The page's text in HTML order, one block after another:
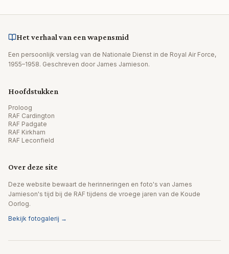
Het verhaal van een wapensmid
Een persoonlijk verslag van de Nationale Dienst in de Royal Air Force,
1955–1958. Geschreven door James Jamieson.
Hoofdstukken
Proloog
RAF Cardington
RAF Padgate
RAF Kirkham
RAF Leconfield
Over deze site
Deze website bewaart de herinneringen en foto's van James
Jamieson's tijd bij de RAF tijdens de vroege jaren van de Koude
Oorlog.
Bekijk fotogalerij →